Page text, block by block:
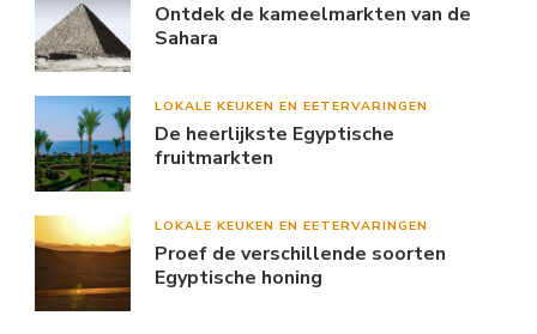
Ontdek de kameelmarkten van de
Sahara
LOKALE KEUKEN EN EETERVARINGEN
De heerlijkste Egyptische
fruitmarkten
LOKALE KEUKEN EN EETERVARINGEN
Proef de verschillende soorten
Egyptische honing